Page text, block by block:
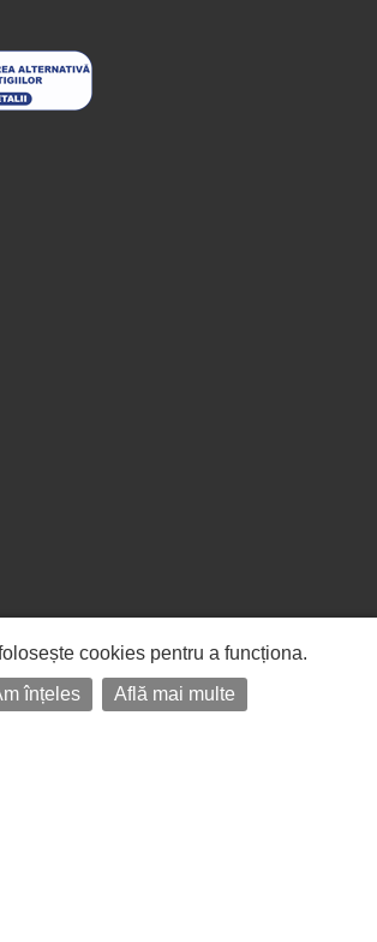
cookies pentru a funcționa.
înțeles
Află mai multe